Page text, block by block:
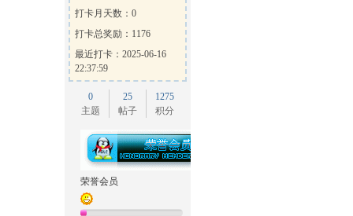
打卡月天数：0
打卡总奖励：1176
最近打卡：2025-06-16
22:37:59
0
主题
25
帖子
1275
积分
荣誉会员